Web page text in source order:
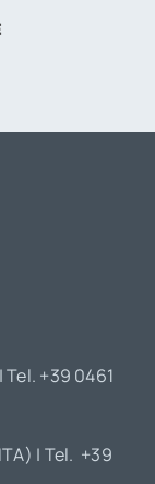
+39 0461
| Tel. +39